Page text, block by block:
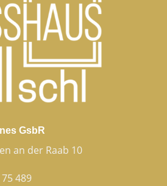
GsbR
an der Raab 10
489